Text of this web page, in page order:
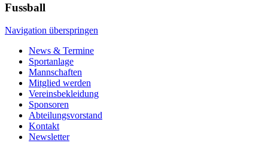
Fussball
Navigation überspringen
News & Termine
Sportanlage
Mannschaften
Mitglied werden
Vereinsbekleidung
Sponsoren
Abteilungsvorstand
Kontakt
Newsletter